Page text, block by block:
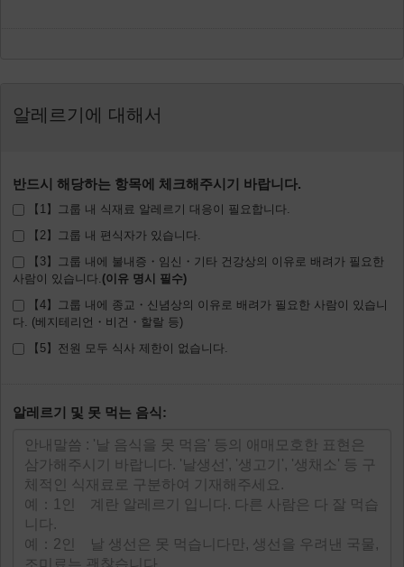
알레르기에 대해서
반드시 해당하는 항목에 체크해주시기 바랍니다.
【1】그룹 내 식재료 알레르기 대응이 필요합니다.
【2】그룹 내 편식자가 있습니다.
【3】그룹 내에 불내증・임신・기타 건강상의 이유로 배려가 필요한
사람이 있습니다.
【4】그룹 내에 종교・신념상의 이유로 배려가 필요한 사람이 있습니
다. (베지테리언・비건・할랄 등)
【5】전원 모두 식사 제한이 없습니다.
알레르기 및 못 먹는 음식: